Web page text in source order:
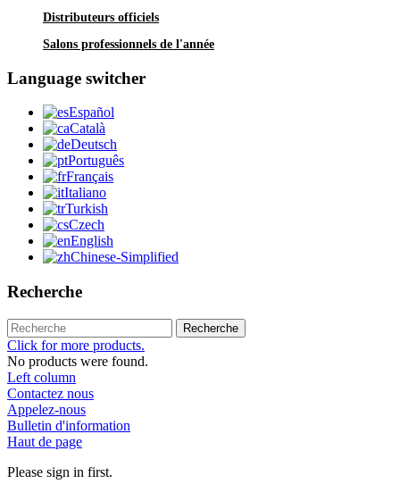
Distributeurs officiels
Salons professionnels de l'année
Language switcher
Español
Català
Deutsch
Português
Français
Italiano
Turkish
Czech
English
Chinese-Simplified
Recherche
Recherche
Click for more products.
No products were found.
Left column
Contactez nous
Appelez-nous
Bulletin d'information
Haut de page
Please sign in first.